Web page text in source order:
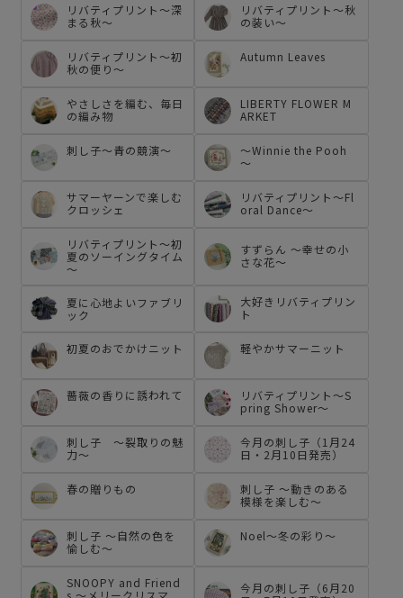
リバティプリント～深
まる秋～
リバティプリント～秋
の装い～
リバティプリント～初
秋の便り～
Autumn Leaves
やさしさを編む、毎日
の編み物
LIBERTY FLOWER M
ARKET
刺し子～青の競演～
～Winnie the Pooh
～
サマーヤーンで楽しむ
クロッシェ
リバティプリント～Fl
oral Dance～
リバティプリント～初
夏のソーイングタイム
～
すずらん ～幸せの小
さな花～
夏に心地よいファブリ
ック
大好きリバティプリン
ト
初夏のおでかけニット 軽やかサマーニット
薔薇の香りに誘われて
リバティプリント～S
pring Shower～
刺し子 ～裂取りの魅
力～
今月の刺し子（1月24
日・2月10日発売）
春の贈りもの
刺し子 ～動きのある
模様を楽しむ～
刺し子 ～自然の色を
愉しむ～
Noel～冬の彩り～
SNOOPY and Friend
s ～メリークリスマ
今月の刺し子（6月20